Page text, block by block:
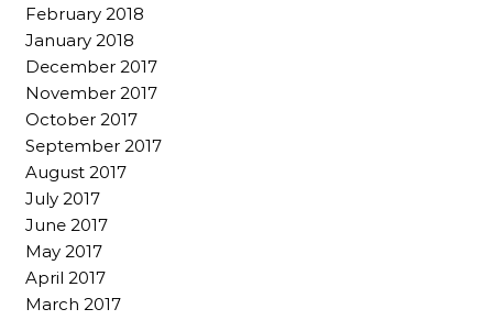
February 2018
January 2018
December 2017
November 2017
October 2017
September 2017
August 2017
July 2017
June 2017
May 2017
April 2017
March 2017